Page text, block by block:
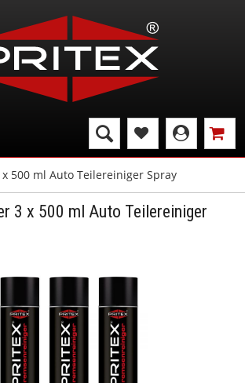
500 ml Auto Teilereiniger Spray
3 x 500 ml Auto Teilereiniger